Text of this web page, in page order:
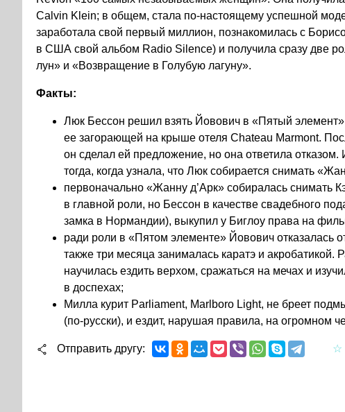
Calvin Klein; в общем, стала по-настоящему успешной
заработала свой первый миллион, познакомилась с
в США свой альбом Radio Silence) и получила сразу две
лун» и «Возвращение в Голубую лагуну».
Факты:
Люк Бессон решил взять Йовович в «Пятый элемент»
ее загорающей на крыше отеля Chateau Marmont.
он сделал ей предложение, но она ответила отказом.
тогда, когда узнала, что Люк собирается снимать
первоначально «Жанну д’Арк» собиралась снимать
в главной роли, но Бессон в качестве свадебного
замка в Нормандии), выкупил у Биглоу права на
ради роли в «Пятом элементе» Йовович отказалась
также три месяца занималась каратэ и
научилась ездить верхом, сражаться на мечах и
в доспехах;
Милла курит Parliament, Marlboro Light, не бреет
(по-русски), и ездит, нарушая правила, на огромном
Отправить другу